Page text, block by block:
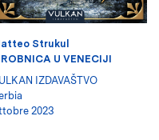
Strukul
U VENECIJI
IZDAVAŠTVO
2023